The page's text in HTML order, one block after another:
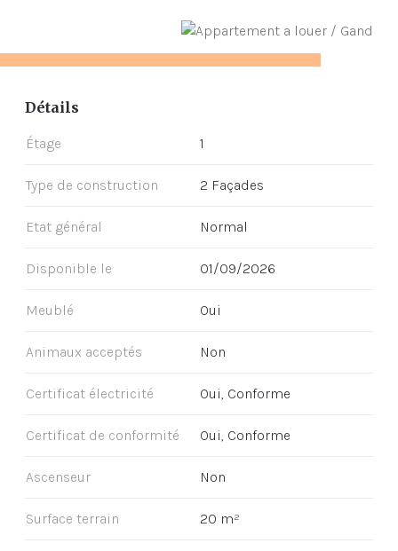
Détails
Étage 1
Type de construction 2 Façades
Etat général Normal
Disponible le 01/09/2026
Meublé Oui
Animaux acceptés Non
Certificat électricité Oui, Conforme
Certificat de conformité Oui, Conforme
Ascenseur Non
Surface terrain 20 m²